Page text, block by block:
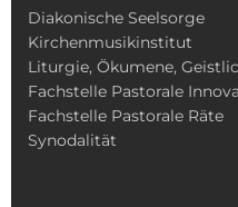
Diakonische Seelsorge
Kirchenmusikinstitut
Liturgie, Ökumene,
Fachstelle Pastorale
Fachstelle Pastorale Räte
Synodalität